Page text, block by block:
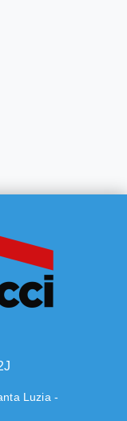
Luzia -